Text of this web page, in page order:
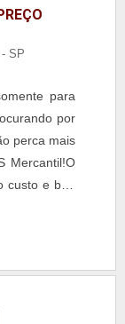
atender
SP
para
por
perca mais
Mercantil!O
e boa
térmico,
juntas de